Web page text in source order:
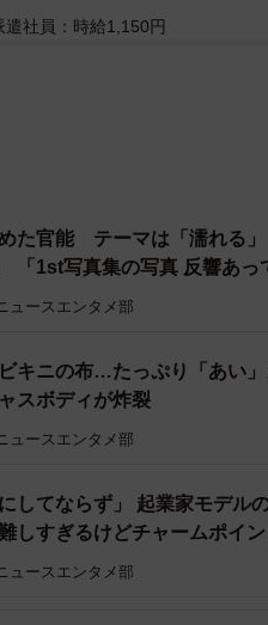
遣社員：時給1,150円
た官能 テーマは「濡れる
「1st写真集の写真 反響あっ
ュースエンタメ部
キニの布…たっぷり「あい
スボディが炸裂
ュースエンタメ部
にしてならず」 起業家モデル
難しすぎるけどチャームポイ
」 “美尻理論”にファン納得
ュースエンタメ部